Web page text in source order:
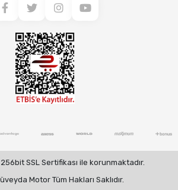
SSL Sertifikası ile korunmaktadır.
Motor Tüm Hakları Saklıdır.